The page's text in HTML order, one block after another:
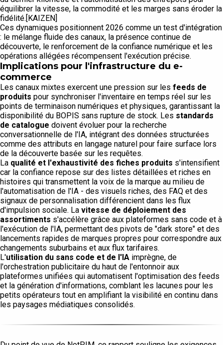
équilibrer la vitesse, la commodité et les marges sans éroder la
fidélité.[KAIZEN]
Ces dynamiques positionnent 2026 comme un test d'intégration
: le mélange fluide des canaux, la présence continue de
découverte, le renforcement de la confiance numérique et les
opérations allégées récompensent l'exécution précise.
Implications pour l'infrastructure du e-
commerce
Les canaux mixtes exercent une pression sur les feeds de
produits pour synchroniser l'inventaire en temps réel sur les
points de terminaison numériques et physiques, garantissant la
disponibilité du BOPIS sans rupture de stock. Les standards
de catalogue doivent évoluer pour la recherche
conversationnelle de l'IA, intégrant des données structurées
comme des attributs en langage naturel pour faire surface lors
de la découverte basée sur les requêtes.
La qualité et l'exhaustivité des fiches produits s'intensifient
car la confiance repose sur des listes détaillées et riches en
histoires qui transmettent la voix de la marque au milieu de
l'automatisation de l'IA - des visuels riches, des FAQ et des
signaux de personnalisation différencient dans les flux
d'impulsion sociale. La vitesse de déploiement des
assortiments s'accélère grâce aux plateformes sans code et à
l'exécution de l'IA, permettant des pivots de "dark store" et des
lancements rapides de marques propres pour correspondre aux
changements suburbains et aux flux tarifaires.
L'utilisation du sans code et de l'IA imprègne, de
l'orchestration publicitaire du haut de l'entonnoir aux
plateformes unifiées qui automatisent l'optimisation des feeds
et la génération d'informations, comblant les lacunes pour les
petits opérateurs tout en amplifiant la visibilité en continu dans
les paysages médiatiques consolidés.